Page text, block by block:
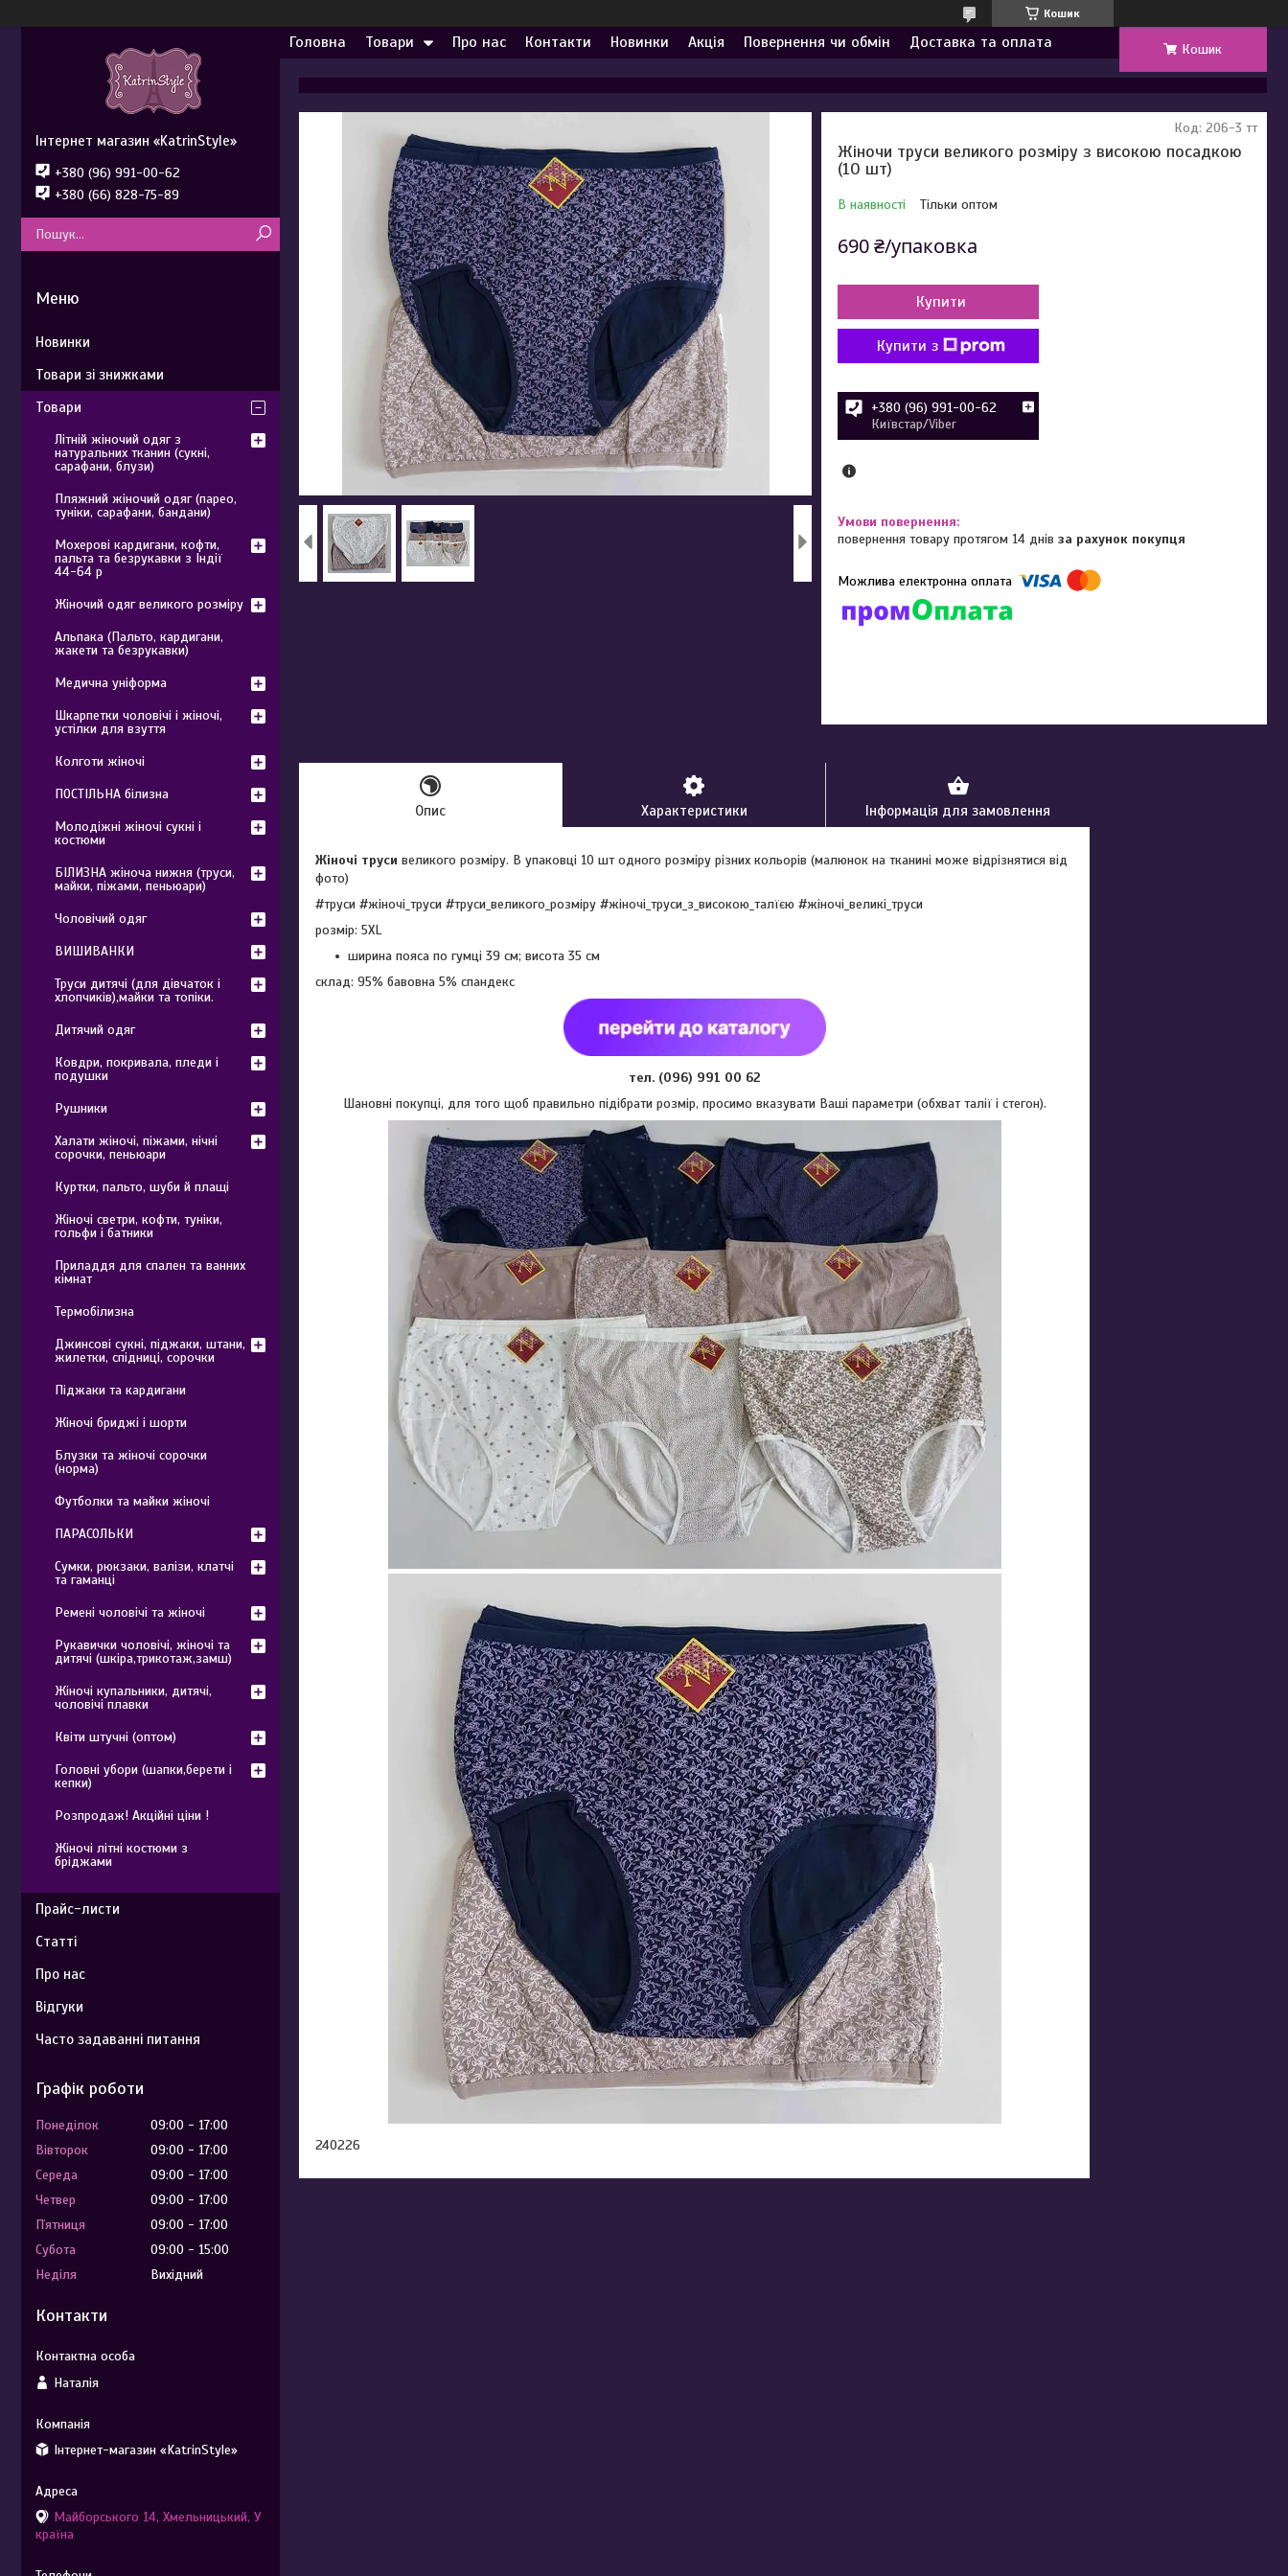
Кошик
Головна Товари Про нас Контакти Новинки Акція Повернення чи обмін Доставка та оплата Кошик
Жіночи труси великого розміру з високою посадкою
(10 шт)
В наявності Тільки оптом
Код: 206-3 тт
690 ₴/упаковка
Купити
Купити з
+380 (96) 991-00-62
Київстар/Viber
повернення товару протягом 14 днівза рахунок покупця
Опис Характеристики Інформація для замовлення
Жіночі труси великого розміру. В упаковці 10 шт одного розміру різних кольорів (малюнок на тканині може відрізнятися від
фото)
#труси #жіночі_труси #труси_великого_розміру #жіночі_труси_з_високою_талїєю #жіночі_великі_труси
розмір: 5XL
ширина пояса по гумці 39 см; висота 35 см
склад: 95% бавовна 5% спандекс
тел. (096) 991 00 62
Шановні покупці, для того щоб правильно підібрати розмір, просимо вказувати Ваші параметри (обхват талії і стегон).
240226
Інтернет магазин «KatrinStyle»
+380 (96) 991-00-62
+380 (66) 828-75-89
Новинки
Товари зі знижками
Товари
Літній жіночий одяг з
натуральних тканин (сукні,
сарафани, блузи)
Пляжний жіночий одяг (парео,
туніки, сарафани, бандани)
Мохерові кардигани, кофти,
пальта та безрукавки з Індії
44-64 р
Жіночий одяг великого розміру
Альпака (Пальто, кардигани,
жакети та безрукавки)
Медична уніформа
Шкарпетки чоловічі і жіночі,
устілки для взуття
Колготи жіночі
ПОСТІЛЬНА білизна
Молодіжні жіночі сукні і
костюми
БІЛИЗНА жіноча нижня (труси,
майки, піжами, пеньюари)
Чоловічий одяг
ВИШИВАНКИ
Труси дитячі (для дівчаток і
хлопчиків),майки та топіки.
Дитячий одяг
Ковдри, покривала, пледи і
подушки
Рушники
Халати жіночі, піжами, нічні
сорочки, пеньюари
Куртки, пальто, шуби й плащі
Жіночі светри, кофти, туніки,
гольфи і батники
Приладдя для спален та ванних
кімнат
Термобілизна
Джинсові сукні, піджаки, штани,
жилетки, спідниці, сорочки
Піджаки та кардигани
Жіночі бриджі і шорти
Блузки та жіночі сорочки
(норма)
Футболки та майки жіночі
ПАРАСОЛЬКИ
Сумки, рюкзаки, валізи, клатчі
та гаманці
Ремені чоловічі та жіночі
Рукавички чоловічі, жіночі та
дитячі (шкіра,трикотаж,замш)
Жіночі купальники, дитячі,
чоловічі плавки
Квіти штучні (оптом)
Головні убори (шапки,берети і
кепки)
Розпродаж! Акційні ціни !
Жіночі літні костюми з
бріджами
Прайс-листи
Статті
Про нас
Відгуки
Часто задаванні питання
Графік роботи
Понеділок 09:00
17:00
Вівторок
09:00
17:00
Середа
09:00
17:00
Четвер
09:00
17:00
Пʼятниця
09:00
17:00
Субота
09:00
15:00
Неділя
Вихідний
Контакти
Наталія
Інтернет-магазин «KatrinStyle»
Майборського 14, Хмельницький, У
країна